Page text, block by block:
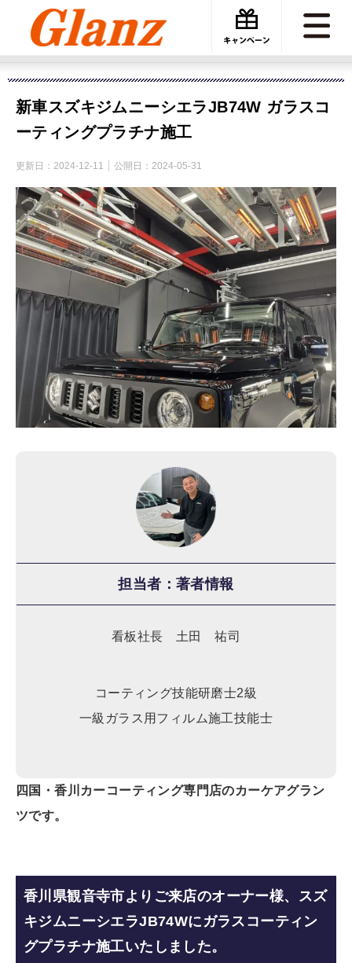
カーケアグランツ
施工事例
新車スズキジムニーシエラJB74W ガラスコーティングプラチナ施工
新車スズキジムニーシエラJB74W ガラスコ
ーティングプラチナ施工
更新日： 2024-12-11 公開日： 2024-05-31
担当者：著者情報
看板社長 土田 祐司
コーティング技能研磨士2級
一級ガラス用フィルム施工技能士
四国・香川カーコーティング専門店のカーケアグラン
ツです。
香川県観音寺市よりご来店のオーナー様、スズ
キジムニーシエラJB74Wにガラスコーティン
グプラチナ施工いたしました。